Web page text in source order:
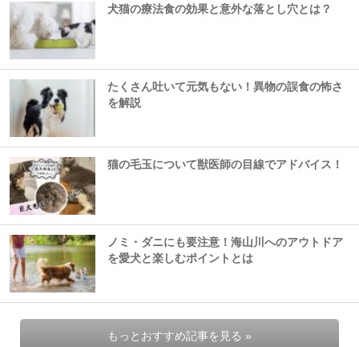
犬猫の療法食の効果と意外な落とし穴とは？
たくさん吐いて元気もない！異物の誤食の怖さ
を解説
猫の毛玉について獣医師の目線でアドバイス！
ノミ・ダニにも要注意！海山川へのアウトドア
を愛犬と楽しむポイントとは
もっとおすすめ記事を見る »